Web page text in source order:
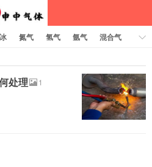
氮气 氢气 氩气
混合气
处理
1